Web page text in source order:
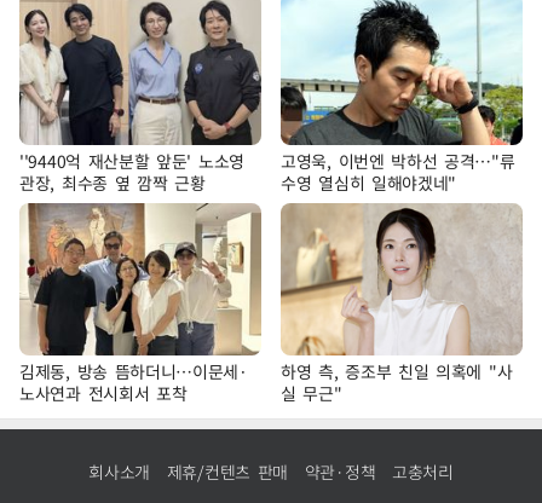
''9440억 재산분할 앞둔' 노소영
관장, 최수종 옆 깜짝 근황
고영욱, 이번엔 박하선 공격…"류
수영 열심히 일해야겠네"
김제동, 방송 뜸하더니…이문세·
노사연과 전시회서 포착
하영 측, 증조부 친일 의혹에 "사
실 무근"
회사소개 제휴/컨텐츠 판매 약관·정책 고충처리